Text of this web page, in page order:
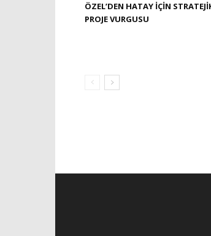
ÖZEL’DEN HATAY İÇIN
PROJE VURGUSU